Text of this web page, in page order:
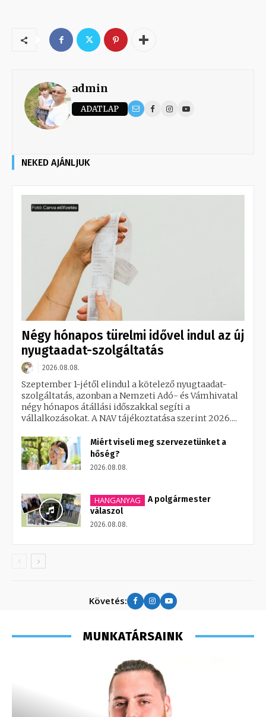
admin
ADATLAP
NEKED AJÁNLJUK
Négy hónapos türelmi idővel indul az új
nyugtaadat-szolgáltatás
2026.08.08.
Szeptember 1-jétől elindul a kötelező nyugtaadat-
szolgáltatás, azonban a Nemzeti Adó- és Vámhivatal
négy hónapos átállási időszakkal segíti a
vállalkozásokat. A NAV tájékoztatása szerint 2026....
Miért viseli meg szervezetünket a
hőség?
2026.08.08.
HANGANYAG
A polgármester
válaszol
2026.08.08.
Követés:
MUNKATÁRSAINK